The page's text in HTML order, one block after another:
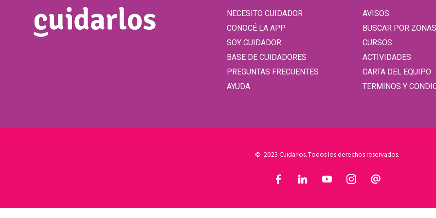
NECESITO CUIDADOR
CONOCÉ LA APP
SOY CUIDADOR
BASE DE CUIDADORES
PREGUNTAS FRECUENTES
AYUDA
AVISOS
BUSCAR POR ZONAS
CURSOS
ACTIVIDADES
CARTA DEL EQUIPO
TERMINOS Y
© 2023 Cuidarlos. Todos los derechos reservados.